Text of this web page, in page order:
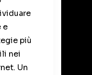
e
più
nei
Un